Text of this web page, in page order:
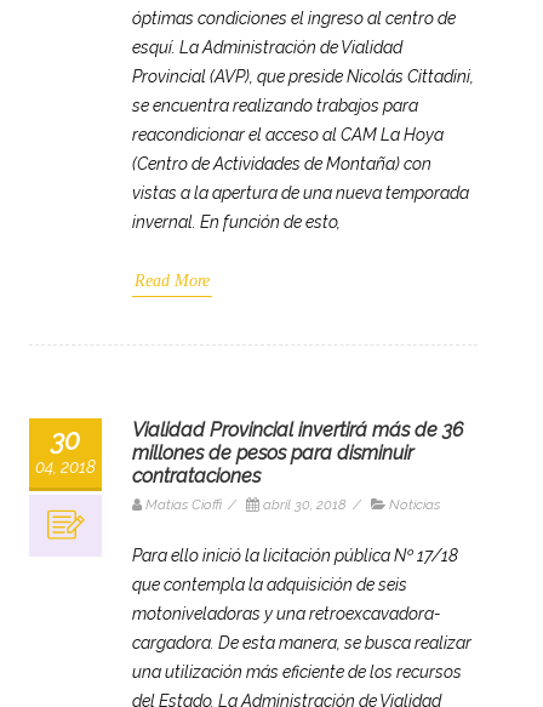
óptimas condiciones el ingreso al centro de
esquí. La Administración de Vialidad
Provincial (AVP), que preside Nicolás Cittadini,
se encuentra realizando trabajos para
reacondicionar el acceso al CAM La Hoya
(Centro de Actividades de Montaña) con
vistas a la apertura de una nueva temporada
invernal. En función de esto,
Read More
30
04, 2018
Vialidad Provincial invertirá más de 36
millones de pesos para disminuir
contrataciones
Matias Cioffi / abril 30, 2018 / Noticias
Para ello inició la licitación pública Nº 17/18
que contempla la adquisición de seis
motoniveladoras y una retroexcavadora-
cargadora. De esta manera, se busca realizar
una utilización más eficiente de los recursos
del Estado. La Administración de Vialidad